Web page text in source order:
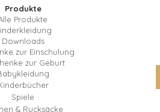
Produkte
Produkte
Downloads
zur Einschulung
zur Geburt
Spiele
& Rucksäcke